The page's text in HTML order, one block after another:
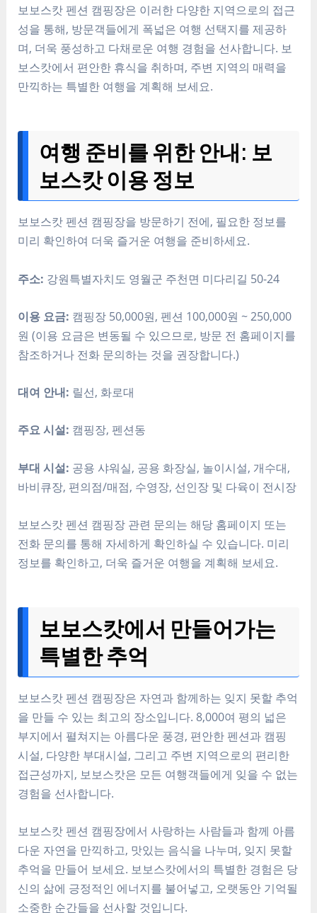
보보스캇 펜션 캠핑장은 이러한 다양한 지역으로의 접근
성을 통해, 방문객들에게 폭넓은 여행 선택지를 제공하
며, 더욱 풍성하고 다채로운 여행 경험을 선사합니다. 보
보스캇에서 편안한 휴식을 취하며, 주변 지역의 매력을
만끽하는 특별한 여행을 계획해 보세요.
여행 준비를 위한 안내: 보
보스캇 이용 정보
보보스캇 펜션 캠핑장을 방문하기 전에, 필요한 정보를
미리 확인하여 더욱 즐거운 여행을 준비하세요.
주소: 강원특별자치도 영월군 주천면 미다리길 50-24
이용 요금: 캠핑장 50,000원, 펜션 100,000원 ~ 250,000
원 (이용 요금은 변동될 수 있으므로, 방문 전 홈페이지를
참조하거나 전화 문의하는 것을 권장합니다.)
대여 안내: 릴선, 화로대
주요 시설: 캠핑장, 펜션동
부대 시설: 공용 샤워실, 공용 화장실, 놀이시설, 개수대,
바비큐장, 편의점/매점, 수영장, 선인장 및 다육이 전시장
보보스캇 펜션 캠핑장 관련 문의는 해당 홈페이지 또는
전화 문의를 통해 자세하게 확인하실 수 있습니다. 미리
정보를 확인하고, 더욱 즐거운 여행을 계획해 보세요.
보보스캇에서 만들어가는
특별한 추억
보보스캇 펜션 캠핑장은 자연과 함께하는 잊지 못할 추억
을 만들 수 있는 최고의 장소입니다. 8,000여 평의 넓은
부지에서 펼쳐지는 아름다운 풍경, 편안한 펜션과 캠핑
시설, 다양한 부대시설, 그리고 주변 지역으로의 편리한
접근성까지, 보보스캇은 모든 여행객들에게 잊을 수 없는
경험을 선사합니다.
보보스캇 펜션 캠핑장에서 사랑하는 사람들과 함께 아름
다운 자연을 만끽하고, 맛있는 음식을 나누며, 잊지 못할
추억을 만들어 보세요. 보보스캇에서의 특별한 경험은 당
신의 삶에 긍정적인 에너지를 불어넣고, 오랫동안 기억될
소중한 순간들을 선사할 것입니다.